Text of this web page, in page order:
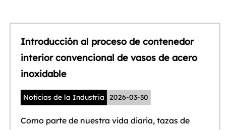
Introducción al proceso de contenedor
interior convencional de vasos de acero
inoxidable
Noticias de la Industria 2026-03-30
Como parte de nuestra vida diaria, tazas de